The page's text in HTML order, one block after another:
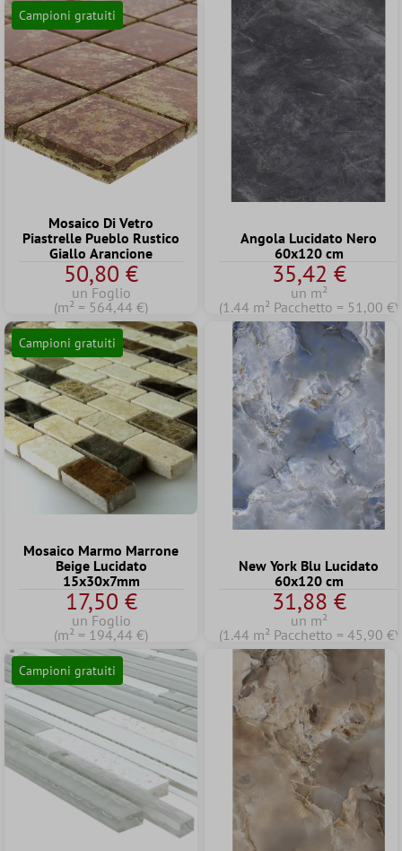
Campioni gratuiti
Mosaico Di Vetro
Piastrelle Pueblo Rustico
Giallo Arancione
50,80 €
un Foglio
(m² = 564,44 €)
Angola Lucidato Nero
60x120 cm
35,42 €
un m²
(1.44 m² Pacchetto = 51,00 €)
Campioni gratuiti
Mosaico Marmo Marrone
Beige Lucidato
15x30x7mm
17,50 €
un Foglio
(m² = 194,44 €)
New York Blu Lucidato
60x120 cm
31,88 €
un m²
(1.44 m² Pacchetto = 45,90 €)
Campioni gratuiti